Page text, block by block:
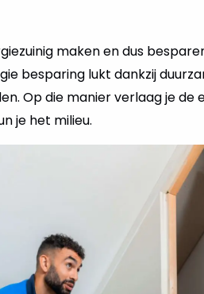
maken en dus
besparing lukt dankzij
Op die manier verlaag je de
je het milieu.